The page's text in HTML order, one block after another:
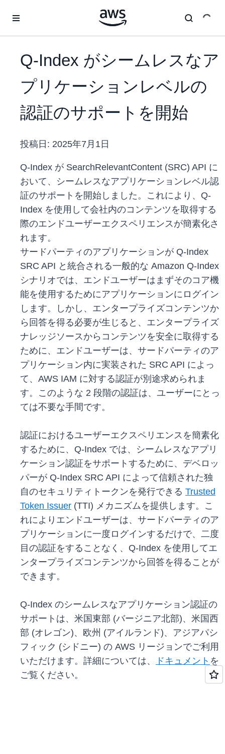
Q-Index がシームレスなア
プリケーションレベルの
認証のサポートを開始
投稿日: 2025年7月1日
Q-Index が SearchRelevantContent (SRC) API に
おいて、シームレスなアプリケーションレベル認
証のサポートを開始しました。これにより、Q-
Index を使用して会社内のコンテンツを取得する
際のエンドユーザーエクスペリエンスが簡素化さ
れます。
サードパーティのアプリケーションが Q-Index
SRC API と統合される一般的な Amazon Q-Index
シナリオでは、エンドユーザーはまずそのコア機
能を使用するためにアプリケーションにログイン
します。しかし、エンタープライズコンテンツか
ら回答を得る必要が生じると、エンタープライズ
ナレッジソースからコンテンツを安全に取得する
ために、エンドユーザーは、サードパーティのア
プリケーション内に実装された SRC API によっ
て、AWS IAM に対する認証が別途求められま
す。このような 2 段階の認証は、ユーザーにとっ
ては不要な手間です。
認証におけるユーザーエクスペリエンスを簡素化
するために、Q-Index では、シームレスなアプリ
ケーション認証をサポートするために、デベロッ
パーが Q-Index SRC API によって信頼された独
自のセキュリティトークンを発行できる Trusted
Token Issuer (TTI) メカニズムを提供します。こ
れによりエンドユーザーは、サードパーティのア
プリケーションに一度ログインするだけで、二度
目の認証をすることなく、Q-Index を使用してエ
ンタープライズコンテンツから回答を得ることが
できます。
Q-Index のシームレスなアプリケーション認証の
サポートは、米国東部 (バージニア北部)、米国西
部 (オレゴン)、欧州 (アイルランド)、アジアパシ
フィック (シドニー) の AWS リージョンでご利用
いただけます。詳細については、
ドキュメント を
ご覧ください。